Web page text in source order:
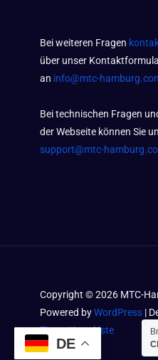
Bei weiteren Fragen
über unser
an info@mtc-
Bei technischen Fragen
der Webseite können Sie
support@mtc-
Copyright ©2026 MTC-
Powered byWordPress |
Timos Kramkiste
DE